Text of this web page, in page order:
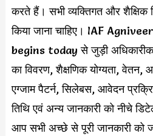
करते हैं। सभी व्यक्तिगत और शैक्षिक
किया जाना चाहिए। IAF
begins today से जुड़ी अधिकारीक
का विवरण, शैक्षणिक योग्यता, वेतन,
एग्जाम पैटर्न, सिलेबस, आवेदन
तिथि एवं अन्य जानकारी को नीचे
आप सभी अच्छे से पूरी जानकारी